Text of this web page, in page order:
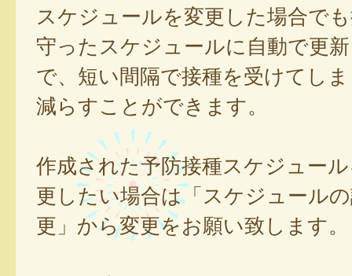
スケジュールを変更した場合で
守ったスケジュールに自動で更
で、短い間隔で接種を受けてし
減らすことができます。
作成された予防接種スケジュー
更したい場合は「スケジュール
更」から変更をお願い致します。